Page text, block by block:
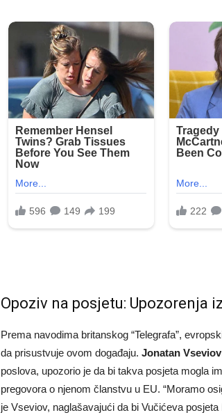
Opoziv na posjetu: Upozorenja
Prema navodima britanskog “Telegrafa”,
da prisustvuje ovom događaju. Jonatan Vseviov
poslova, upozorio je da bi takva posjeta mogla
pregovora o njenom članstvu u EU. “Moramo
je Vseviov, naglašavajući da bi Vučićeva